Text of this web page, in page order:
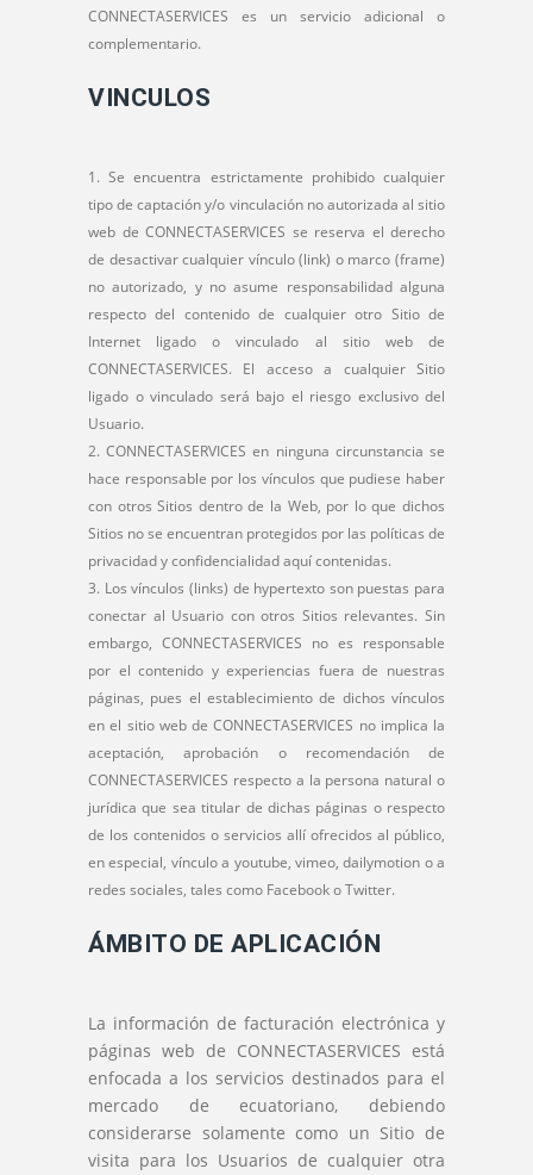
CONNECTASERVICES es un servicio adicional o
complementario.
VINCULOS
Se encuentra estrictamente prohibido cualquier
tipo de captación y/o vinculación no autorizada al sitio
web de CONNECTASERVICES se reserva el derecho
de desactivar cualquier vínculo (link) o marco (frame)
no autorizado, y no asume responsabilidad alguna
respecto del contenido de cualquier otro Sitio de
Internet ligado o vinculado al sitio web de
CONNECTASERVICES. El acceso a cualquier Sitio
ligado o vinculado será bajo el riesgo exclusivo del
Usuario.
CONNECTASERVICES en ninguna circunstancia se
hace responsable por los vínculos que pudiese haber
con otros Sitios dentro de la Web, por lo que dichos
Sitios no se encuentran protegidos por las políticas de
privacidad y confidencialidad aquí contenidas.
Los vínculos (links) de hypertexto son puestas para
conectar al Usuario con otros Sitios relevantes. Sin
embargo, CONNECTASERVICES no es responsable
por el contenido y experiencias fuera de nuestras
páginas, pues el establecimiento de dichos vínculos
en el sitio web de CONNECTASERVICES no implica la
aceptación, aprobación o recomendación de
CONNECTASERVICES respecto a la persona natural o
jurídica que sea titular de dichas páginas o respecto
de los contenidos o servicios allí ofrecidos al público,
en especial, vínculo a youtube, vimeo, dailymotion o a
redes sociales, tales como Facebook o Twitter.
ÁMBITO DE APLICACIÓN
La información de facturación electrónica y
páginas web de CONNECTASERVICES está
enfocada a los servicios destinados para el
mercado de ecuatoriano, debiendo
considerarse solamente como un Sitio de
visita para los Usuarios de cualquier otra